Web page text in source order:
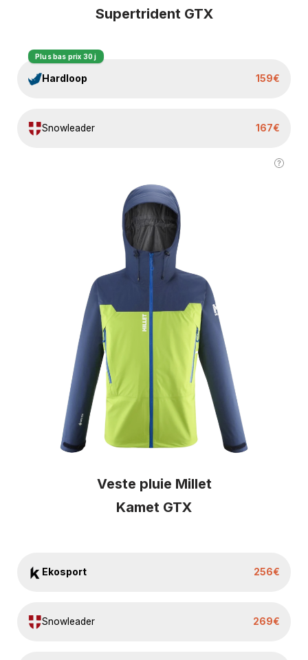
Supertrident GTX
Hardloop 159€
Plus bas prix 30 j
Snowleader 167€
Veste pluie Millet
Kamet GTX
Ekosport 256€
Snowleader 269€